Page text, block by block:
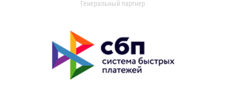
Генеральный партнер